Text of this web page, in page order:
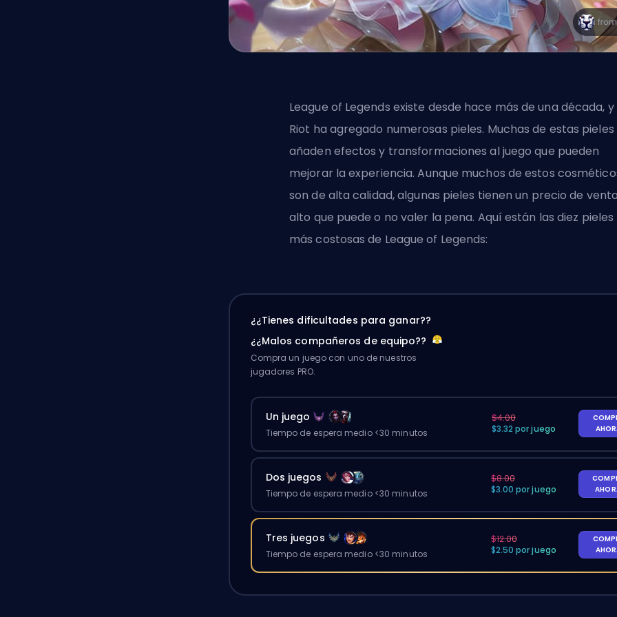
League of Legends existe desde hace más de una década, y
Riot ha agregado numerosas pieles. Muchas de estas pieles
añaden efectos y transformaciones al juego que pueden
mejorar la experiencia. Aunque muchos de estos
son de alta calidad, algunas pieles tienen un precio de
alto que puede o no valer la pena. Aquí están las diez pieles
más costosas de League of Legends:
¿¿Tienes dificultades para ganar??
¿¿Malos compañeros de equipo??
Compra un juego con uno de nuestros
jugadores PRO.
Un juego
Tiempo de espera medio <30 minutos
$4.00
$3.32 por juego
Dos juegos
Tiempo de espera medio <30 minutos
$8.00
$3.00 por juego
Tres juegos
Tiempo de espera medio <30 minutos
$12.00
$2.50 por juego